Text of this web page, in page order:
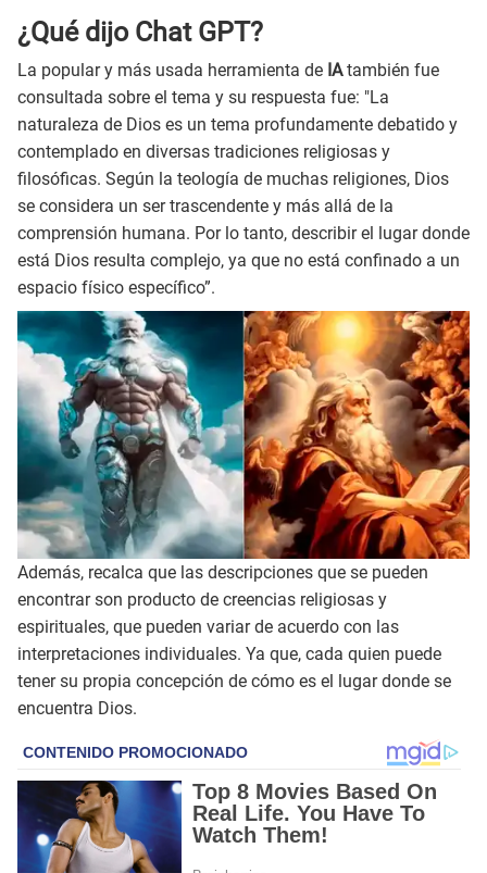
¿Qué dijo Chat GPT?
La popular y más usada herramienta de IAtambién fue
consultada sobre el tema y su respuesta fue: "La
naturaleza de Dios es un tema profundamente debatido y
contemplado en diversas tradiciones religiosas y
filosóficas. Según la teología de muchas religiones, Dios
se considera un ser trascendente y más allá de la
comprensión humana. Por lo tanto, describir el lugar donde
está Dios resulta complejo, ya que no está confinado a un
espacio físico específico”.
Además, recalca que las descripciones que se pueden
encontrar son producto de creencias religiosas y
espirituales, que pueden variar de acuerdo con las
interpretaciones individuales. Ya que, cada quien puede
tener su propia concepción de cómo es el lugar donde se
encuentra Dios.